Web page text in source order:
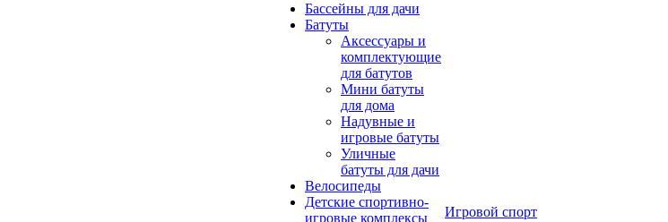
Бассейны для дачи
Батуты
Аксессуары и
комплектующие
для батутов
Мини батуты
для дома
Надувные и
игровые батуты
Уличные
батуты для дачи
Велосипеды
Детские спортивно-
игровые комплексы
Игровой спорт